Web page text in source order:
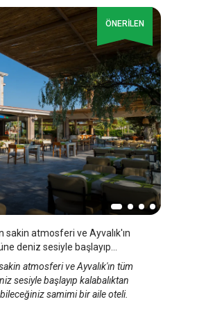
ÖNERİLEN
sakin atmosferi ve Ayvalık'ın
deniz sesiyle başlayıp
tatili yaşayabileceğiniz samimi
atmosferi ve Ayvalık'ın tüm
sesiyle başlayıp kalabalıktan
samimi bir aile oteli.